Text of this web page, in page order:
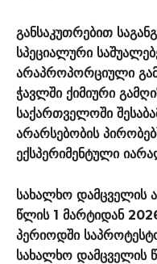
განსაკუთრებით
სპეციალური
არაპროპორციული
ჭავლში ქიმიური
საქართველოში
არარსებობის
ექსპერიმენტული
სახალხო დამცველის
წლის 1 მარტიდან
პერიოდში
სახალხო დამცველის